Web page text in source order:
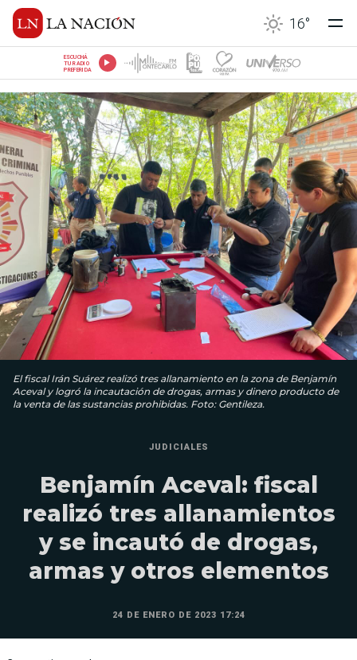
16°
ESCUCHÁ
TU RADIO
PREFERIDA
El fiscal Irán Suárez realizó tres allanamiento en la zona de Benjamín
Aceval y logró la incautación de drogas, armas y dinero producto de
la venta de las sustancias prohibidas. Foto: Gentileza.
JUDICIALES
Benjamín Aceval: fiscal
realizó tres allanamientos
y se incautó de drogas,
armas y otros elementos
24 DE ENERO DE 2023 17:24